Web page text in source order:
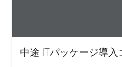
中途 ITパッケージ導入